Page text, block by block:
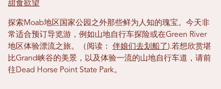
甜食欲望
探索Moab地区国家公园之外那些鲜为人知的瑰宝。今天非
常适合预订导览游，例如山地自行车探险或在Green River
地区体验漂流之旅。（阅读： 伴娘们去划船了 ).若想欣赏堪
比Grand峡谷的美景，以及体验一流的山地自行车道，请前
往Dead Horse Point State Park。